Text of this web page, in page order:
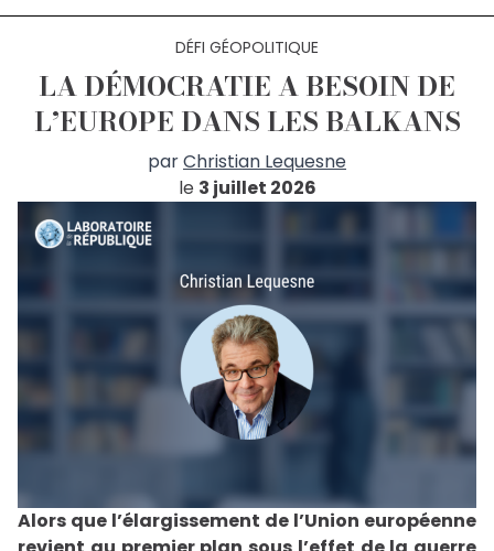
DÉFI GÉOPOLITIQUE
LA DÉMOCRATIE A BESOIN DE
L’EUROPE DANS LES BALKANS
parChristian Lequesne
le 3 juillet 2026
Alors que l’élargissement de l’Union européenne